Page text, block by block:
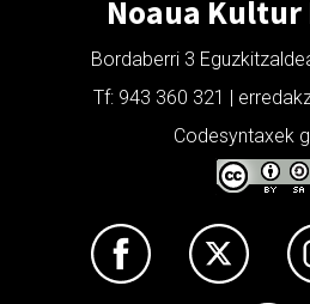
Noaua Kultur
Bordaberri 3
Tf: 943 360 321 |
Codesyntaxek